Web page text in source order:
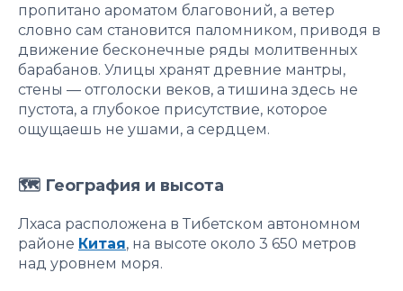
пропитано ароматом благовоний, а ветер
словно сам становится паломником, приводя в
движение бесконечные ряды молитвенных
барабанов. Улицы хранят древние мантры,
стены — отголоски веков, а тишина здесь не
пустота, а глубокое присутствие, которое
ощущаешь не ушами, а сердцем.
🗺 География и высота
Лхаса расположена в Тибетском автономном
районе Китая, на высоте около 3 650 метров
над уровнем моря.